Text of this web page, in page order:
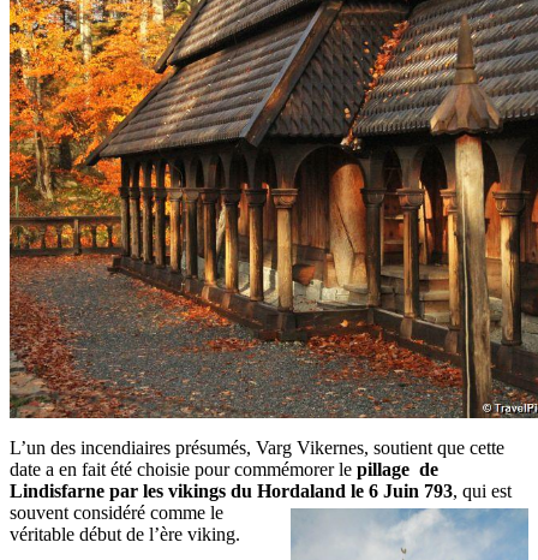
L’un des incendiaires présumés, Varg Vikernes, soutient que cette
date a en fait été choisie pour commémorer le pillage de
Lindisfarne par les vikings du Hordaland le 6 Juin 793, qui est
souvent considéré comme le
véritable début de l’ère viking.